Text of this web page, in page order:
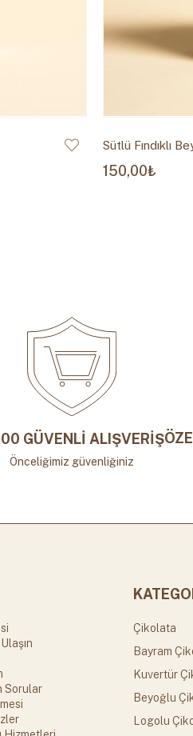
Sütlü Fındıklı
150,00₺
GÜVENLİ ALIŞVERİŞ
Önceliğimiz güvenliğiniz
Sorular
Çikolata
Bayram
Kuvertür
Beyoğlu
Logolu